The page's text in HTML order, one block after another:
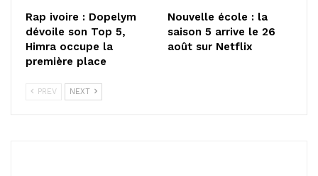
Rap ivoire : Dopelym
dévoile son Top 5,
Himra occupe la
première place
Nouvelle école : la
saison 5 arrive le 26
août sur Netflix
PREV NEXT